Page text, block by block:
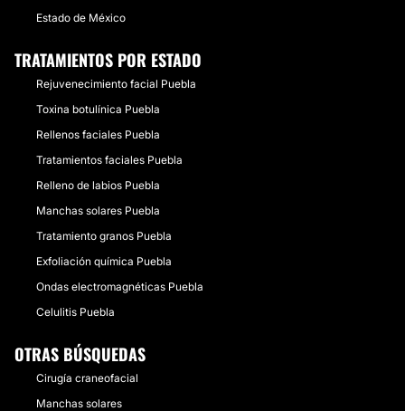
Estado de México
TRATAMIENTOS POR ESTADO
Rejuvenecimiento facial Puebla
Toxina botulínica Puebla
Rellenos faciales Puebla
Tratamientos faciales Puebla
Relleno de labios Puebla
Manchas solares Puebla
Tratamiento granos Puebla
Exfoliación química Puebla
Ondas electromagnéticas Puebla
Celulitis Puebla
OTRAS BÚSQUEDAS
Cirugía craneofacial
Manchas solares